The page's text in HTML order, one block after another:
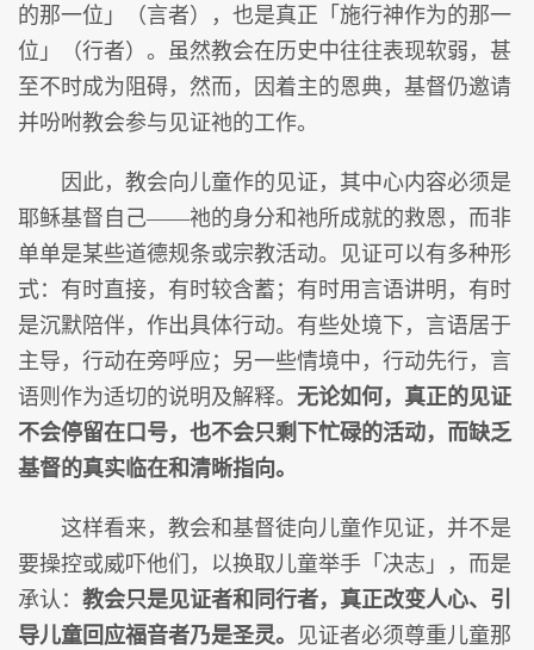
的那一位」（言者），也是真正「施行神作为的那一
位」（行者）。虽然教会在历史中往往表现软弱，甚
至不时成为阻碍，然而，因着主的恩典，基督仍邀请
并吩咐教会参与见证祂的工作。
因此，教会向儿童作的见证，其中心内容必须是
耶稣基督自己――祂的身分和祂所成就的救恩，而非
单单是某些道德规条或宗教活动。见证可以有多种形
式：有时直接，有时较含蓄；有时用言语讲明，有时
是沉默陪伴，作出具体行动。有些处境下，言语居于
主导，行动在旁呼应；另一些情境中，行动先行，言
语则作为适切的说明及解释。 无论如何，真正的见证
不会停留在口号，也不会只剩下忙碌的活动，而缺乏
基督的真实临在和清晰指向。
这样看来，教会和基督徒向儿童作见证，并不是
要操控或威吓他们，以换取儿童举手「决志」，而是
承认： 教会只是见证者和同行者，真正改变人心、引
导儿童回应福音者乃是圣灵。
见证者必须尊重儿童那